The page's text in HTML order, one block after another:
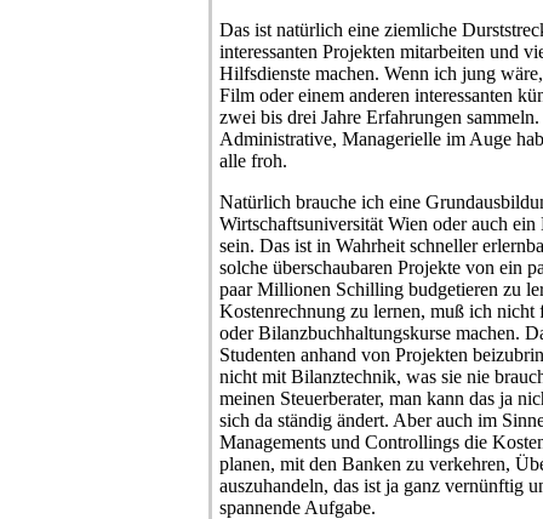
Das ist natürlich eine ziemliche
interessanten Projekten mitarbeiten und
Hilfsdienste machen. Wenn ich jung
Film oder einem anderen interessanten
zwei bis drei Jahre Erfahrungen
Administrative, Managerielle im Auge
alle froh.
Natürlich brauche ich eine
Wirtschaftsuniversität Wien oder auch
sein. Das ist in Wahrheit schneller
solche überschaubaren Projekte von ein
paar Millionen Schilling budgetieren zu
Kostenrechnung zu lernen, muß ich
oder Bilanzbuchhaltungskurse machen.
Studenten anhand von Projekten
nicht mit Bilanztechnik, was sie nie
meinen Steuerberater, man kann das ja
sich da ständig ändert. Aber auch im
Managements und Controllings die
planen, mit den Banken zu verkehren,
auszuhandeln, das ist ja ganz vernünftig
spannende Aufgabe.